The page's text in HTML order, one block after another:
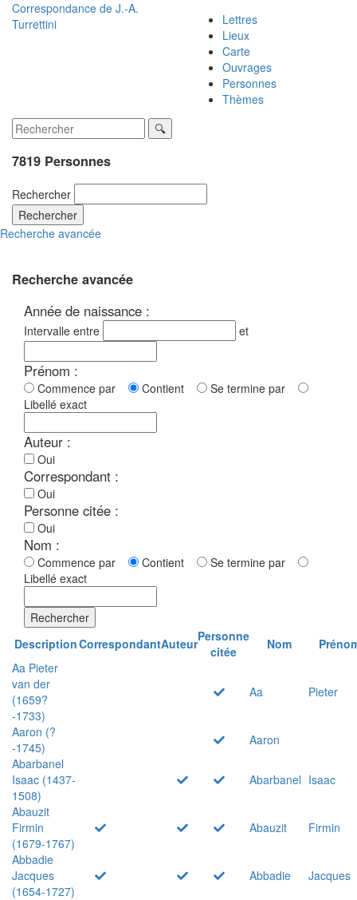
Correspondance de J.-A.
Turrettini
Lettres
Lieux
Carte
Ouvrages
Personnes
Thèmes
7819 Personnes
Rechercher
Rechercher
Recherche avancée
Recherche avancée
Année de naissance :
Intervalle entre et
Prénom :
Commence par Contient
Se termine par
Libellé exact
Auteur :
Oui
Correspondant :
Oui
Personne citée :
Oui
Nom :
Commence par Contient
Se termine par
Libellé exact
Rechercher
DescriptionCorrespondantAuteurPersonne
citée
Nom
Aa Pieter
van der
(1659?
-1733)
Aa Pieter
Aaron (?
-1745)
Aaron
Abarbanel
Isaac (1437-
1508)
Abarbanel Isaac
Abauzit
Firmin
(1679-1767)
Abauzit
Firmin
Abbadie
Jacques
(1654-1727)
Abbadie
Jacques